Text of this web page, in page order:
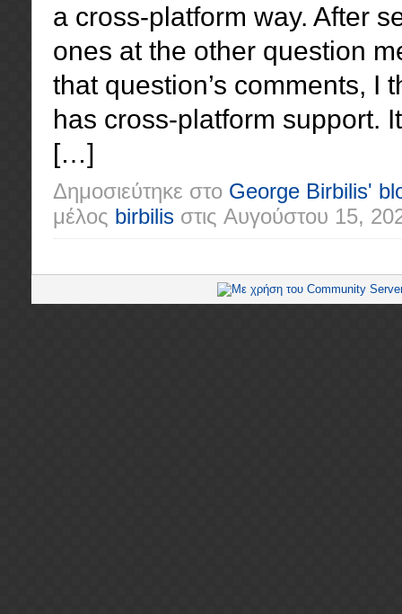
a cross-platform way. After
ones at the other question
that question’s comments, I
has cross-platform support.
[…]
Δημοσιεύτηκε στο George Birbilis'
μέλος birbilis στις Αυγούστου 15,